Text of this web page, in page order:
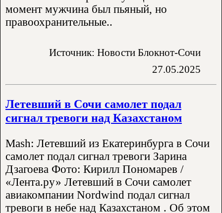
момент мужчина был пьяный, но
правоохранительные..
Источник: Новости Блокнот-Сочи
27.05.2025
Летевший в Сочи самолет подал
сигнал тревоги над Казахстаном
Mash: Летевший из Екатеринбурга в Сочи
самолет подал сигнал тревоги Зарина
Дзагоева Фото: Кирилл Пономарев /
«Лента.ру» Летевший в Сочи самолет
авиакомпании Nordwind подал сигнал
тревоги в небе над Казахстаном . Об этом